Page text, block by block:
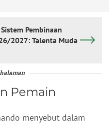
Pembinaan
2027: Talenta Muda
Pemain
menyebut dalam